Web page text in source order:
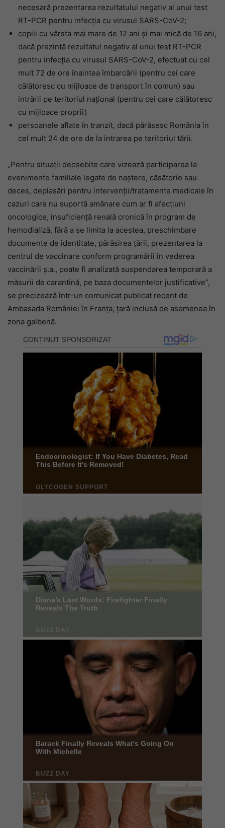
necesară prezentarea rezultatului negativ al unui test
RT-PCR pentru infecția cu virusul SARS-CoV-2;
copiii cu vârsta mai mare de 12 ani și mai mică de 16 ani,
dacă prezintă rezultatul negativ al unui test RT-PCR
pentru infecția cu virusul SARS-CoV-2, efectuat cu cel
mult 72 de ore înaintea îmbarcării (pentru cei care
călătoresc cu mijloace de transport în comun) sau
intrării pe teritoriul național (pentru cei care călătoresc
cu mijloace proprii)
persoanele aflate în tranzit, dacă părăsesc România în
cel mult 24 de ore de la intrarea pe teritoriul tării.
„Pentru situații deosebite care vizează participarea la
evenimente familiale legate de naștere, căsătorie sau
deces, deplasări pentru intervenții/tratamente medicale în
cazuri care nu suportă amânare cum ar fi afecțiuni
oncologice, insuficiență renală cronică în program de
hemodializă, fără a se limita la acestea, preschimbare
documente de identitate, părăsirea țării, prezentarea la
centrul de vaccinare conform programării în vederea
vaccinării ș.a., poate fi analizată suspendarea temporară a
măsurii de carantină, pe baza documentelor justificative”,
se precizează într-un comunicat publicat recent de
Ambasada României în Franța, țară inclusă de asemenea în
zona galbenă.